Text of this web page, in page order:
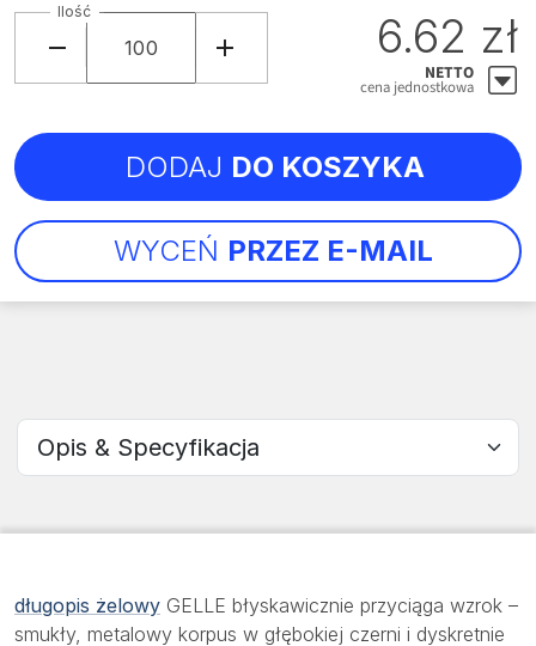
długopis żelowy GELLE błyskawicznie przyciąga wzrok –
smukły, metalowy korpus w głębokiej czerni i dyskretnie
Wybierz sekcję
Ilość 6.62 zł
NETTO
cena jednostkowa
WYCEŃ PRZEZ E-MAIL
DODAJ DO KOSZYKA